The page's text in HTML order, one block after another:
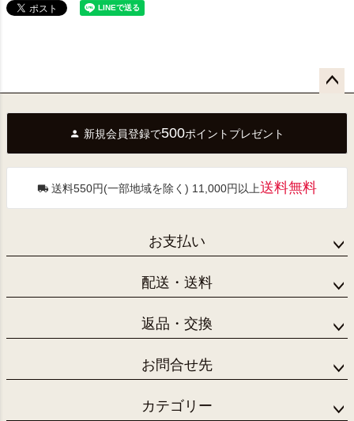
へ
新規会員登録で500ポイントプレゼント
送料550円(一部地域を除く) 11,000円以上送料無料
お支払い
配送・送料
返品・交換
お問合せ先
カテゴリー